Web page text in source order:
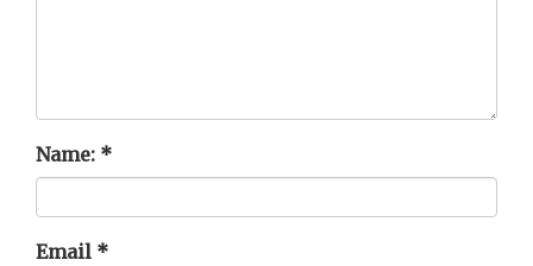
Name: *
Email *